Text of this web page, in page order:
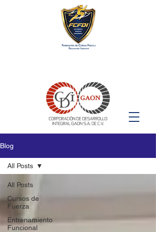
Blog
All Posts
Cursos de
Fuerza
Entrenamiento
Funcional
All Posts